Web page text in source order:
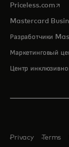
Priceless.com
Mastercard
Разработчики
Маркетинговый
Центр
Privacy Terms